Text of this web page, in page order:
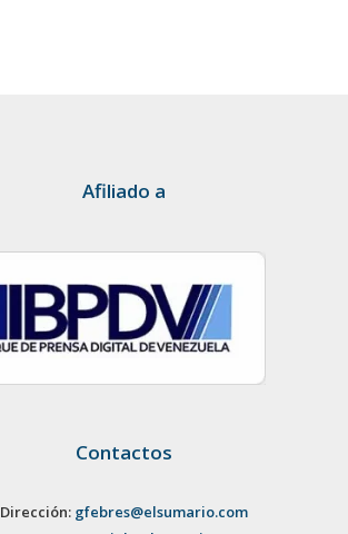
Afiliado a
Contactos
Dirección: gfebres@elsumario.com